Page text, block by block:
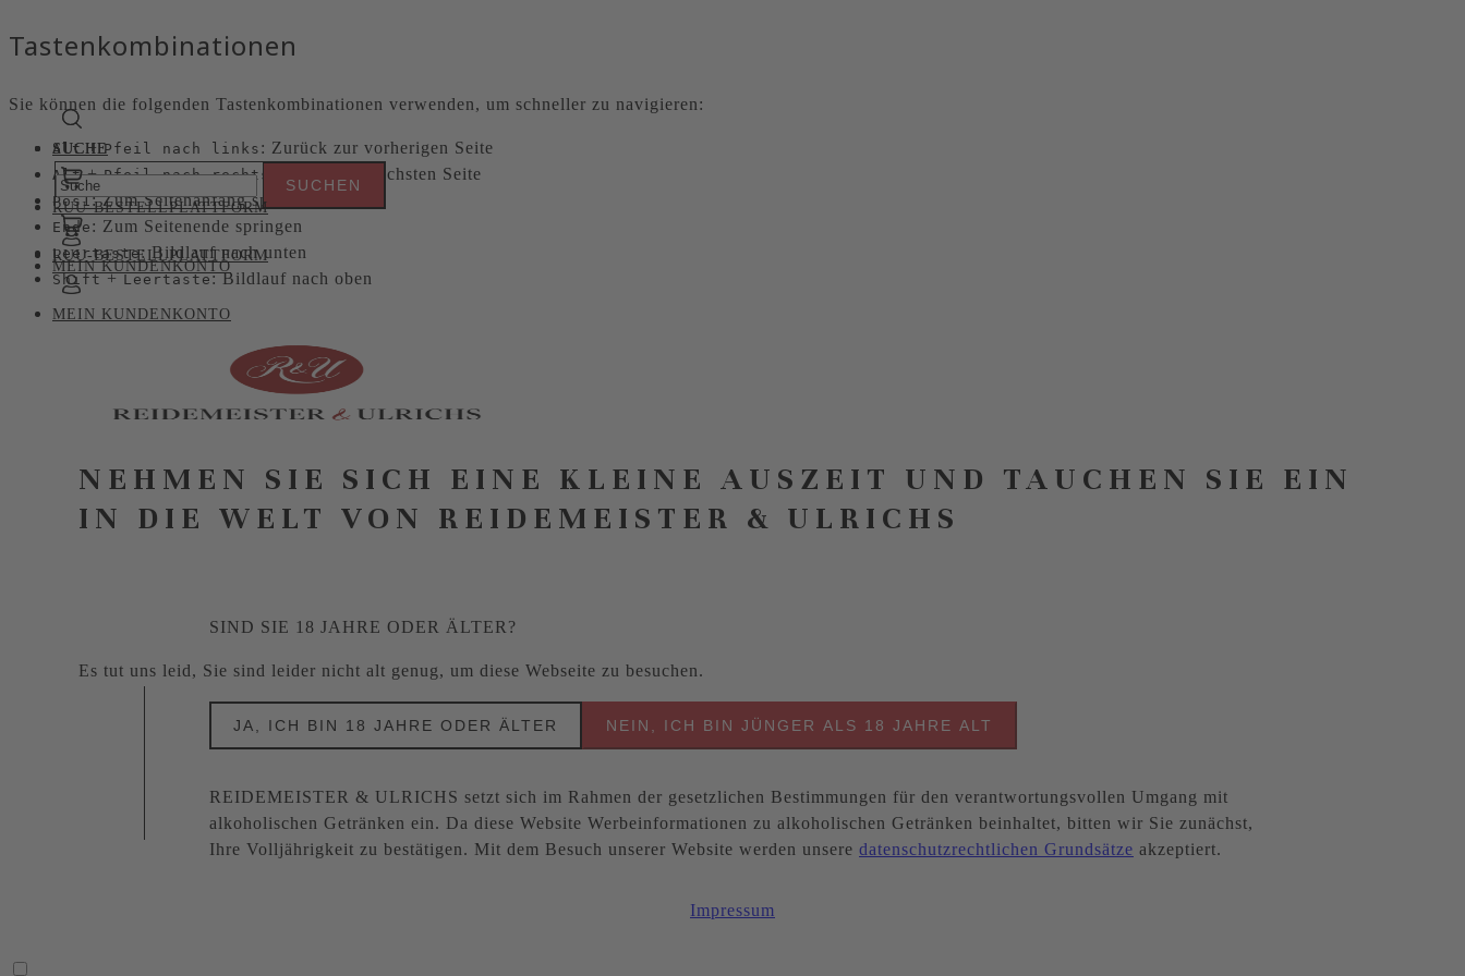
Tastenkombinationen
Sie können die folgenden Tastenkombinationen verwenden, um schneller zu navigieren:
Alt+Pfeil nach links : Zurück zur vorherigen Seite
Alt+Pfeil nach rechts : Weiter zur nächsten Seite
Pos1: Zum Seitenanfang springen
Ende : Zum Seitenende springen
Leertaste: Bildlauf nach unten
Shift+Leertaste: Bildlauf nach oben
NEHMEN SIE SICH EINE KLEINE AUSZEIT UND TAUCHEN SIE EIN
IN DIE WELT VON REIDEMEISTER & ULRICHS
SIND SIE 18 JAHRE ODER ÄLTER?
Es tut uns leid, Sie sind leider nicht alt genug, um diese Webseite zu besuchen.
JA, ICH BIN 18 JAHRE ODER ÄLTER NEIN, ICH BIN JÜNGER ALS 18 JAHRE ALT
REIDEMEISTER & ULRICHS setzt sich im Rahmen der gesetzlichen Bestimmungen für den verantwortungsvollen Umgang mit
alkoholischen Getränken ein. Da diese Website Werbeinformationen zu alkoholischen Getränken beinhaltet, bitten wir Sie zunächst,
Ihre Volljährigkeit zu bestätigen. Mit dem Besuch unserer Website werden unsere datenschutzrechtlichen Grundsätze akzeptiert.
Impressum
SUCHE
RUU-BESTELLPLATTFORM
MEIN KUNDENKONTO
SUCHE
RUU-BESTELLPLATTFORM
MEIN KUNDENKONTO